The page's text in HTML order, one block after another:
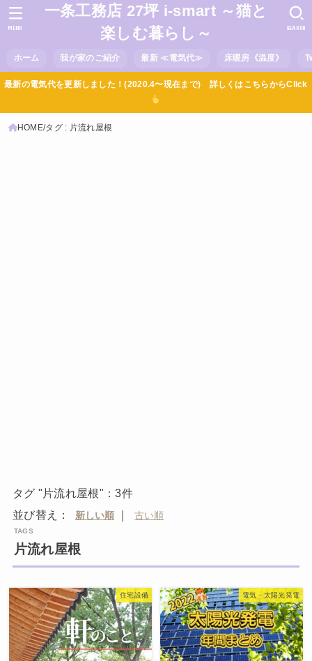
一条工務店 27坪 i-smart ～猫と
楽しむ暮らし～
ホーム 我が家のご紹介 最新 ≪電気代≫ 床暖房《温度》
SEARCH
MENU
最新の電気代を更新しました！(2020.4〜現在まで) 詳しくはこちらからClick
HOME タグ : 片流れ屋根
タグ "片流れ屋根"：3件
並び替え：
｜
片流れ屋根
住宅設備 電気・太陽光発電